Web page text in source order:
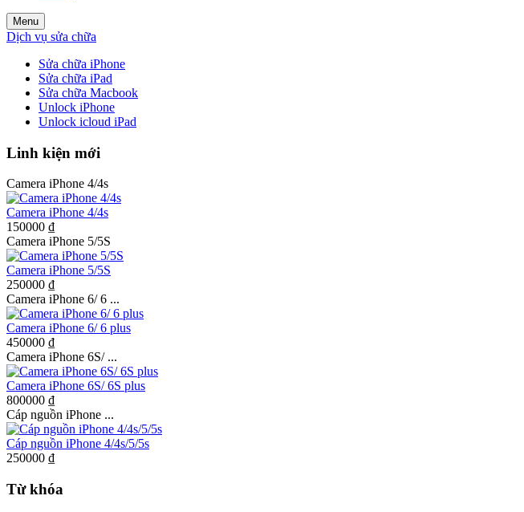
Menu
Dịch vụ sửa chữa
Sửa chữa iPhone
Sửa chữa iPad
Sửa chữa Macbook
Unlock iPhone
Unlock icloud iPad
Linh kiện mới
Camera iPhone 4/4s
Camera iPhone 4/4s
150000 ₫
Camera iPhone 5/5S
Camera iPhone 5/5S
250000 ₫
Camera iPhone 6/ 6 ...
Camera iPhone 6/ 6 plus
450000 ₫
Camera iPhone 6S/ ...
Camera iPhone 6S/ 6S plus
800000 ₫
Cáp nguồn iPhone ...
Cáp nguồn iPhone 4/4s/5/5s
250000 ₫
Từ khóa